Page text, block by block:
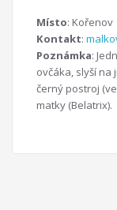
Místo: Kořenov
Kontakt:
Poznámka:
ovčáka, slyší na
černý postroj
matky (Belatrix).